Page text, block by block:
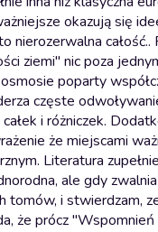
okazują się
nierozerwalna
ziemi" nic poza
poparty
częste
i różniczek.
że miejscami
Literatura
ale gdy
tomów, i stwierdzam,
że prócz